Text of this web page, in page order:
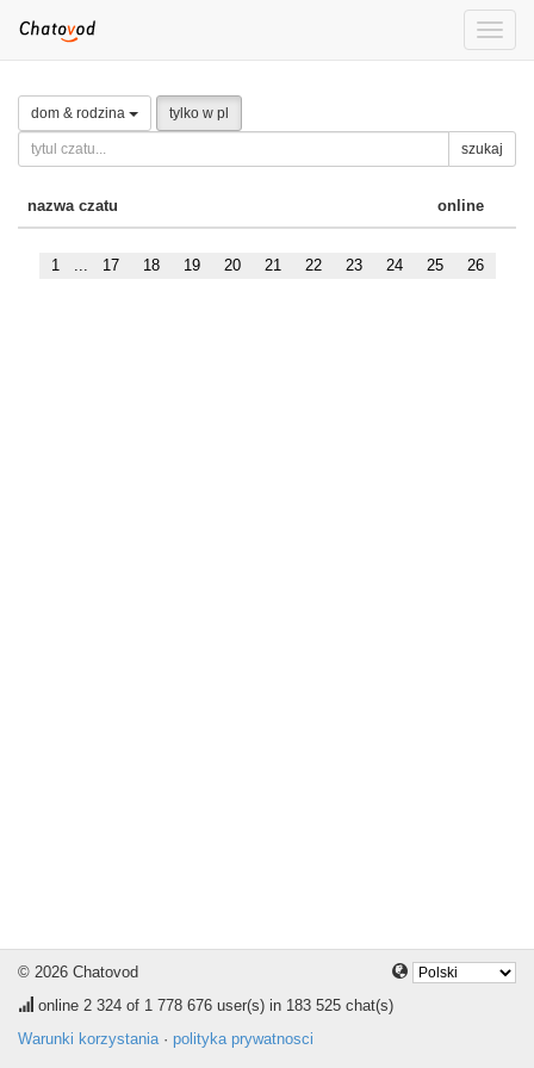
Toggle
dom & rodzina tylko w pl
szukaj
nazwa czatu online
1 ... 17 18 19 20 21 22 23 24 25 26
© 2026 Chatovod
online 2 324 of 1 778 676 user(s) in 183 525 chat(s)
Warunki korzystania· polityka prywatnosci